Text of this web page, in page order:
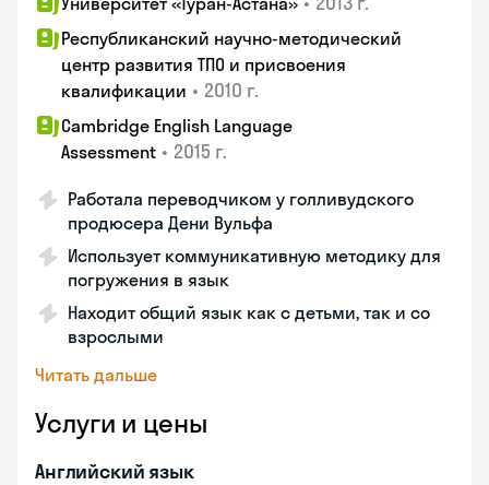
Республиканский научно-методический
центр развития ТПО и присвоения
квалификации • 2010 г.
Cambridge English Language
Assessment • 2015 г.
Работала переводчиком у голливудского
продюсера Дени Вульфа
Использует коммуникативную методику для
погружения в язык
Находит общий язык как с детьми, так и со
взрослыми
Читать дальше
Услуги и цены
Английский язык